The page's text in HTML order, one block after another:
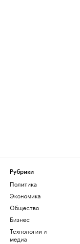
Рубрики
Политика
Экономика
Общество
Бизнес
Технологии и
медиа